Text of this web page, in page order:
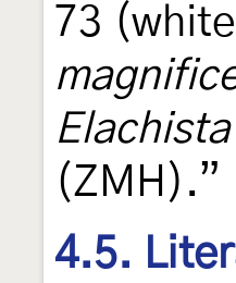
73
(ZMH).”
4.5.